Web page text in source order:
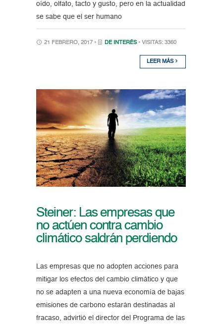
oído, olfato, tacto y gusto, pero en la actualidad
se sabe que el ser humano
21 FEBRERO, 2017 • DE INTERÉS • VISITAS: 3360
LEER MÁS
Steiner: Las empresas que
no actúen contra cambio
climático saldrán perdiendo
Las empresas que no adopten acciones para
mitigar los efectos del cambio climático y que
no se adapten a una nueva economía de bajas
emisiones de carbono estarán destinadas al
fracaso, advirtió el director del Programa de las